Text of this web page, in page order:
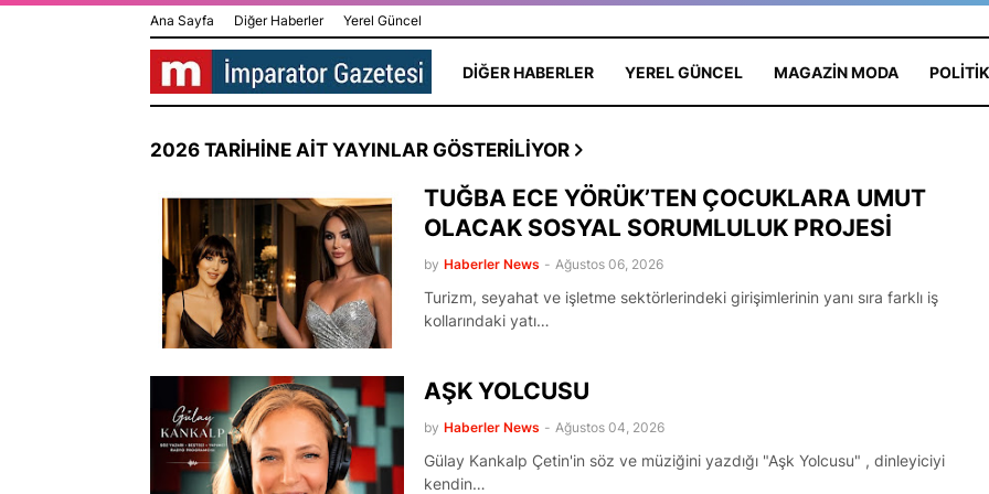
Ana Sayfa Diğer Haberler Yerel Güncel
DIĞER HABERLER YEREL GÜNCEL MAGAZIN MODA
2026 TARIHINE AIT YAYINLAR GÖSTERILIYOR
TUĞBA ECE YÖRÜK’TEN ÇOCUKLARA UMUT
OLACAK SOSYAL SORUMLULUK PROJESİ
by Haberler News - Ağustos 06, 2026
Turizm, seyahat ve işletme sektörlerindeki girişimlerinin yanı sıra farklı iş
kollarındaki yatı…
AŞK YOLCUSU
by Haberler News - Ağustos 04, 2026
Gülay Kankalp Çetin'in söz ve müziğini yazdığı "Aşk Yolcusu" , dinleyiciyi
kendin…
HİLAL GÜR KOLAY
Dünya Yıldızı Antalya'da: